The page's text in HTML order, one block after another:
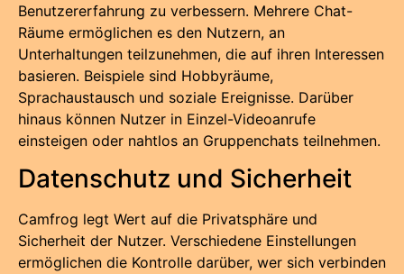
Benutzererfahrung zu verbessern. Mehrere Chat-
Räume ermöglichen es den Nutzern, an
Unterhaltungen teilzunehmen, die auf ihren Interessen
basieren. Beispiele sind Hobbyräume,
Sprachaustausch und soziale Ereignisse. Darüber
hinaus können Nutzer in Einzel-Videoanrufe
einsteigen oder nahtlos an Gruppenchats teilnehmen.
Datenschutz und Sicherheit
Camfrog legt Wert auf die Privatsphäre und
Sicherheit der Nutzer. Verschiedene Einstellungen
ermöglichen die Kontrolle darüber, wer sich verbinden